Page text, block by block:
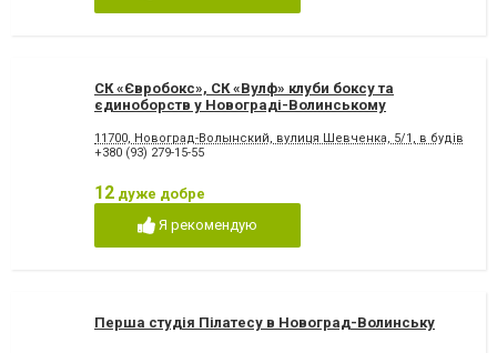
СК «Євробокс», СК «Вулф» клуби боксу та
єдиноборств у Новограді-Волинському
11700, Новоград-Волынский, вулиця Шевченка, 5/1, в будівлі
+380 (93) 279-15-55
12 дуже добре
Я рекомендую
Перша студія Пілатесу в Новоград-Волинську